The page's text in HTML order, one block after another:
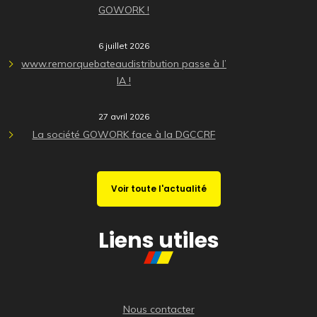
GOWORK !
6 juillet 2026
www.remorquebateaudistribution passe à l’
IA !
27 avril 2026
La société GOWORK face à la DGCCRF
Voir toute l'actualité
Liens utiles
Nous contacter